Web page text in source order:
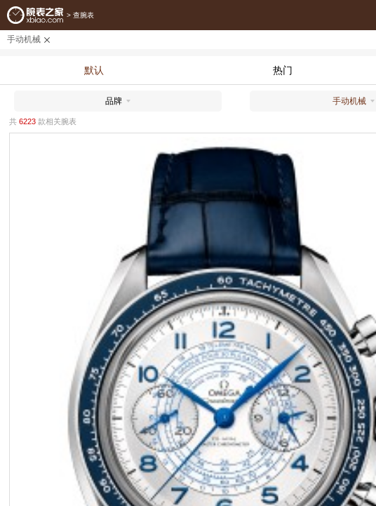
> 查腕表
手动机械
默认 热门
品牌 手动机械
共 6223款相关腕表